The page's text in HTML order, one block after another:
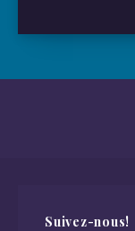
Suivez-nous!